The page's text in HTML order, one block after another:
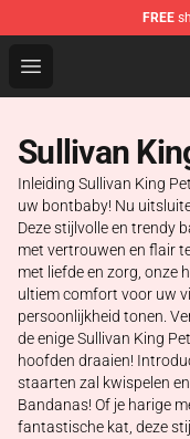
FREE
Open menu
Sullivan King
Sullivan
Inleiding Sullivan King
uw bontbaby! Nu
Deze stijlvolle en trendy
met vertrouwen en flair
met liefde en zorg, onze
ultiem comfort voor uw
persoonlijkheid tonen.
de enige Sullivan King
hoofden draaien!
staarten zal kwispelen
Bandanas! Of je harige
fantastische kat, deze